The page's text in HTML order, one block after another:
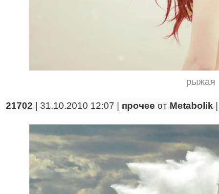
рыжая
21702 | 31.10.2010 12:07 | прочее от Metabolik